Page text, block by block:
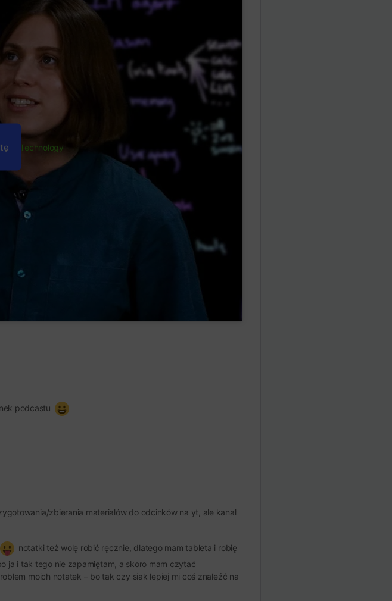
podcastu
zbierania materiałów do odcinków na yt, ale kanał
notatki też wolę robić ręcznie, dlatego mam tableta i robię
ja i tak tego nie zapamiętam, a skoro mam czytać
moich notatek – bo tak czy siak lepiej mi coś znaleźć na